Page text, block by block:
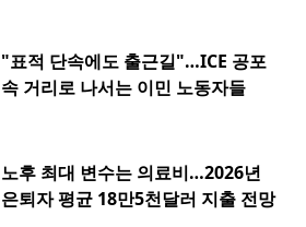
"표적 단속에도 출근길"…ICE 공포
속 거리로 나서는 이민 노동자들
노후 최대 변수는 의료비…2026년
은퇴자 평균 18만5천달러 지출 전망